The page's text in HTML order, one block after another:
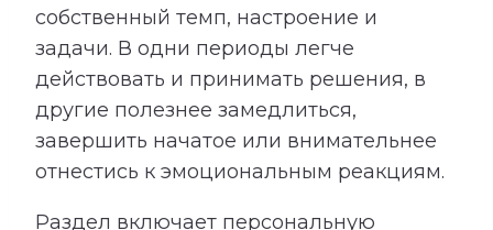
собственный темп, настроение и
задачи. В одни периоды легче
действовать и принимать решения, в
другие полезнее замедлиться,
завершить начатое или внимательнее
отнестись к эмоциональным реакциям.
Раздел включает персональную